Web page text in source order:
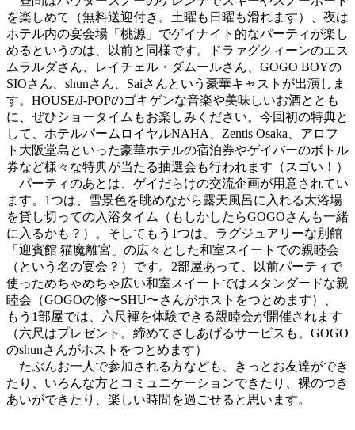
を楽しめて（無料送迎付き。土曜も日曜も滑れます）、夜は
ホテル内の宴会場「桃源」でゲイナイト的なパーティが楽し
めるというのは、以前と同様です。ドラァグクィーンのエス
ムラルダさん、レイチェル・ダムールさん、GOGO BOYの
SIOさん、shunさん、Saiさんという豪華キャストが出演しま
す。HOUSE/J-POPのゴキゲンな音楽や美味しいお酒ととも
に、ぜひショータイムもお楽しみください。今回初の特典と
して、ホテルパームロイヤルNAHA、Zentis Osaka、アロフ
ト大阪堂島といった豪華ホテルの宿泊券やゲイバーのボトル
券など様々な特典が当たる抽選会も行われます（スゴい！）
パーティのあとは、ゲイだらけの交流企画が用意されてい
ます。1つは、雪景色を眺めながら露天風呂に入れる大浴場
を貸し切っての入浴タイム（もしかしたらGOGOさんも一緒
に入るかも？）。そしてもう1つは、ラグジュアリーな別館
「迎賓館 猫魔離宮」の広々とした和室スイートでの親睦会
（という名の宴会？）です。2部屋あって、以前パーティで
使っためちゃめちゃ広い和室スイートではスタンダードな親
睦会（GOGOの修〜SHU〜さんがホストをつとめます）、
もう1部屋では、六尺褌を体験できる親睦会が開催されます
（六尺はプレゼント。締めてさしあげるサービスも。GOGO
のshunさんがホストをつとめます）
たぶんお一人で参加される方なども、きっとお友達ができ
たり、いろんな方とコミュニケーションできたり、裸のつき
あいができたり、楽しい時間を過ごせると思います。